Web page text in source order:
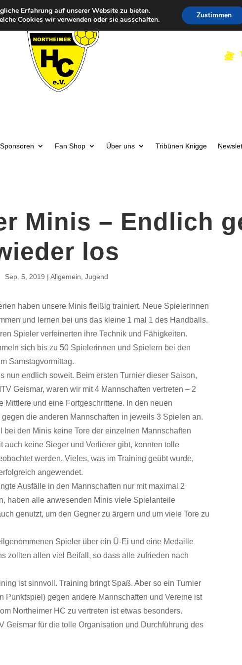
Sponsoren Fan Shop Über uns Tribünen Knigge
Minis – Endlich
los
Sep. 5, 2019 Allgemein Jugend
haben unsere Minis fleißig trainiert. Neue Spielerinnen
und lernen bei uns das kleine 1 mal 1 des Handballs.
Spieler verfeinerten ihre Technik und Fähigkeiten.
sich bis zu 50 Spielerinnen und Spielern bei den
Samstagvormittag.
nun endlich soweit. Beim ersten Turnier dieser Saison,
Geismar, waren wir mit 4 Mannschaften vertreten – 2
Mittlere und eine Fortgeschrittene. In den neuen
die anderen Mannschaften in jeweils 3 Spielen an.
bei den Minis keine Tore der einzelnen Mannschaften
auch keine Sieger und Verlierer gibt, konnten tolle
werden. Vieles, was im Training geübt wurde,
angewendet.
Ausfälle in den Mannschaften nur mit maximal 2
haben alle anwesenden Minis viele Spielanteile
genutzt, um den Gegner zu ärgern und um viele Tore zu
Spieler über ein Ü-Ei und eine Medaille
zollten allen viel Beifall, so dass alle zufrieden nach
ist sinnvoll. Training bringt Spaß. Aber so ein Turnier
Punktspiel) gegen andere Mannschaften und Vereine ist
Northeimer HC zu vertreten ist etwas besonders.
Geismar für die tolle Organisation und Durchführung des
Erfahrung auf unserer Website zu bieten.
Cookies wir verwenden oder sie ausschalten. Zustimmen